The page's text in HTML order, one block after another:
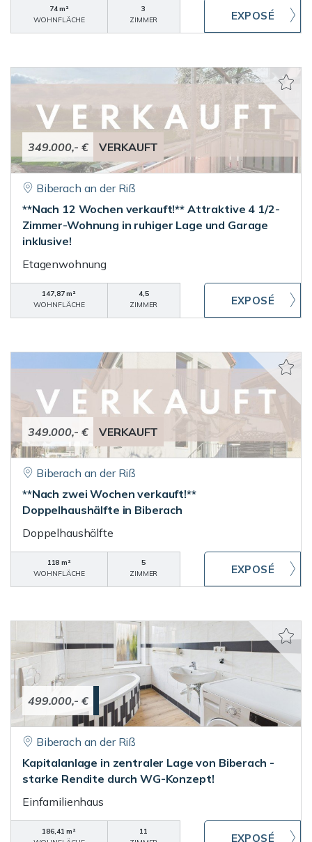
74 m²
WOHNFLÄCHE
3
ZIMMER
349.000,- € VERKAUFT
Biberach an der Riß
**Nach 12 Wochen verkauft!** Attraktive 4 1/2-
Zimmer-Wohnung in ruhiger Lage und Garage
inklusive!
Etagenwohnung
147,87 m²
WOHNFLÄCHE
4,5
ZIMMER
349.000,- € VERKAUFT
Biberach an der Riß
**Nach zwei Wochen verkauft!**
Doppelhaushälfte in Biberach
Doppelhaushälfte
118 m²
WOHNFLÄCHE
5
ZIMMER
499.000,- €
Biberach an der Riß
Kapitalanlage in zentraler Lage von Biberach -
starke Rendite durch WG-Konzept!
Einfamilienhaus
186,41 m²
11